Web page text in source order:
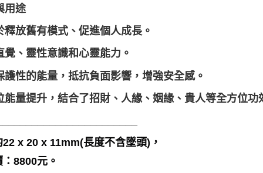
用途
釋放舊有模式、促進個人成長。
覺、靈性意識和心靈能力。
護性的能量，抵抗負面影響，增強安全感。
能量提升，結合了招財、人緣、姻緣、貴人等全方位功
22 x 20 x 11mm(長度不含墜頭)，
8800元。